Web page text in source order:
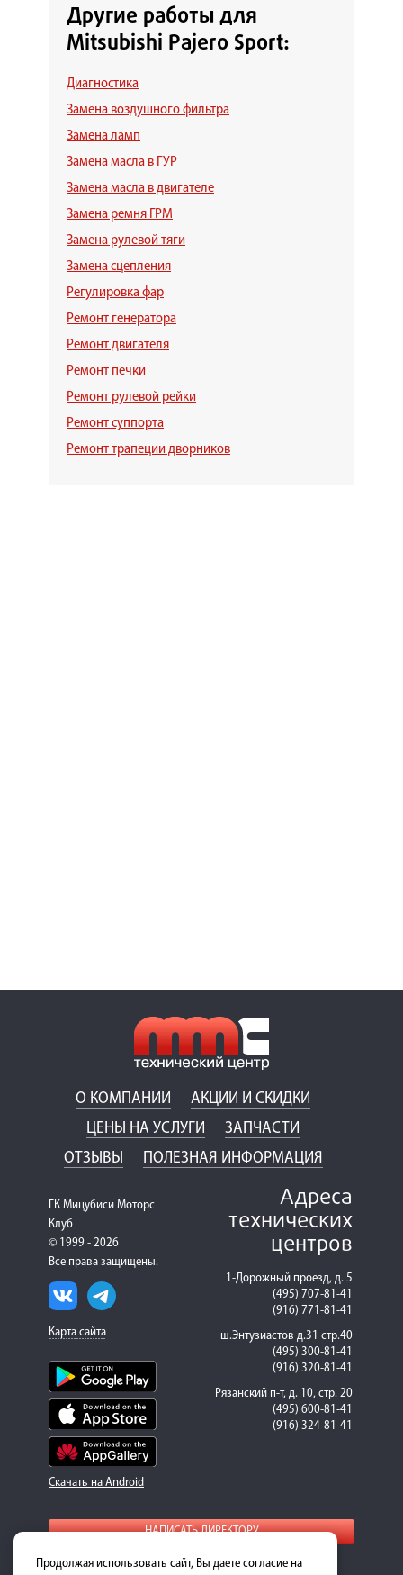
Другие работы для
Mitsubishi Pajero Sport:
Диагностика
Замена воздушного фильтра
Замена ламп
Замена масла в ГУР
Замена масла в двигателе
Замена ремня ГРМ
Замена рулевой тяги
Замена сцепления
Регулировка фар
Ремонт генератора
Ремонт двигателя
Ремонт печки
Ремонт рулевой рейки
Ремонт суппорта
Ремонт трапеции дворников
О КОМПАНИИ
АКЦИИ И СКИДКИ
ЦЕНЫ НА УСЛУГИ
ЗАПЧАСТИ
ОТЗЫВЫ
ПОЛЕЗНАЯ ИНФОРМАЦИЯ
ГК Мицубиси Моторс
Клуб
© 1999 - 2026
Все права защищены.
Карта сайта
Скачать на Android
Адреса
технических
центров
1-Дорожный проезд, д. 5
(495) 707-81-41
(916) 771-81-41
ш.Энтузиастов д.31 стр.40
(495) 300-81-41
(916) 320-81-41
Рязанский п-т, д. 10, стр. 20
(495) 600-81-41
(916) 324-81-41
НАПИСАТЬ ДИРЕКТОРУ
Для получения подробной информации о стоимости
Продолжая использовать сайт, Вы даете согласие на